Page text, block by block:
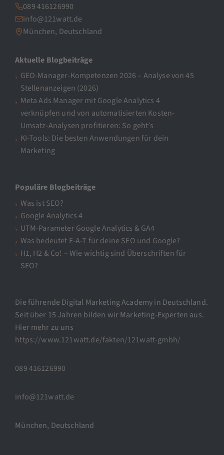
089 416126990
info@121watt.de
München, Deutschland
Aktuelle Blogbeiträge
GEO-Manager-Kompetenzen 2026 – Analyse von 45
Stellenanzeigen (2026)
Meta Ads Manager mit Google Analytics 4
verknüpfen und von automatisierten Kosten-
Umsatz-Analysen profitieren: So geht’s
KI-Tools: Die besten Anwendungen für dein
Marketing
Populäre Blogbeiträge
Was ist SEO?
Google Analytics 4
UTM-Parameter Google Analytics & GA4
Was bedeutet E-A-T für deine SEO und Google?
H1, H2 & Co! – Wie wichtig sind Überschriften für
SEO?
Die führende Digital Marketing Academy in Deutschland.
Seit über 15 Jahren bilden wir Marketing-Experten aus.
Hier mehr zu uns
https://www.121watt.de/fakten/121watt-gmbh/
089 416126990
info@121watt.de
München, Deutschland